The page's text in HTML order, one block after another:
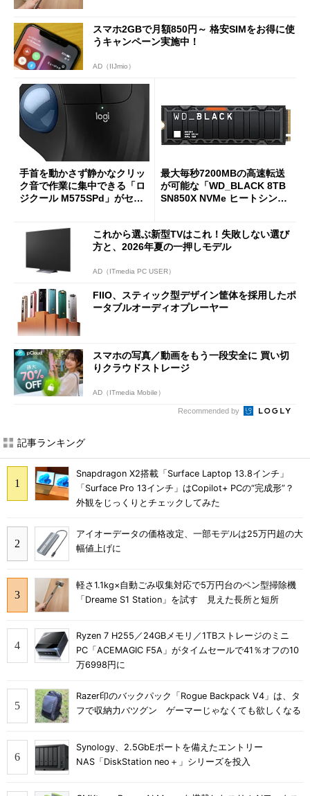
スマホ2GBで月額850円～ 格安SIMをお得に使
うキャンペーン実施中！
AD（IIJmio）
手首を動かさず静かなクリッ
ク音で作業に集中できる「ロ
ジクール M575SPd」がセー
最大毎秒7200MBの高速転送
が可能な「WD_BLACK 8TB
SN850X NVMe ヒートシンク
これから選ぶ新型TVはこれ！失敗しない選び
方と、2026年夏の一押しモデル
AD（ITmedia PC USER）
FIIO、スティック型デザイン筐体を採用したポ
ータブルオーディオプレーヤー
スマホの写真／動画をもう一段安全に 買い切
りクラウドストレージ
AD（ITmedia Mobile）
Recommended by
記事ランキング
Snapdragon X2搭載「Surface Laptop 13.8インチ」
「Surface Pro 13インチ」はCopilot+ PCの“完成形”？
外観をじっくりとチェックしてみた
アイオーデータの価格改定、一部モデルは25万円超の大
幅値上げに
軽さ1.1kg×自動ごみ収集対応で5万円台のペン型掃除機
「Dreame S1 Station」を試す 見えた長所と短所
Ryzen 7 H255／24GBメモリ／1TBストレージのミニ
PC「ACEMAGIC F5A」がタイムセールで41％オフの10
万6998円に
Razer印のバックパック「Rogue Backpack V4」は、タ
フで収納力バツグン ゲーマーじゃなくても欲しくなる
Synology、2.5GbEポートを備えたエントリー
NAS「DiskStation neo＋」シリーズを投入